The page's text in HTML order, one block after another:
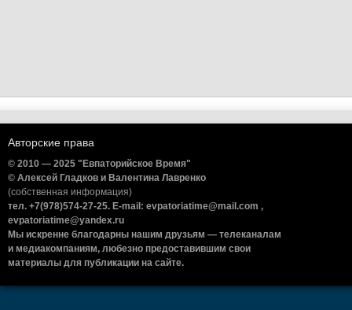
Авторские права
© 2010 — 2025 "Евпаторийское Время"
© Алексей Гладков и Валентина Лавренко
(собственная информация)
тел. +7(978)574-27-25. E-mail: evpatoriatime@mail.com ,
evpatoriatime@yandex.ru
Мы искренне благодарны нашим друзьям — телеканалам
и медиакомпаниям, любезно предоставившим свои
материалы для публикации на сайте.